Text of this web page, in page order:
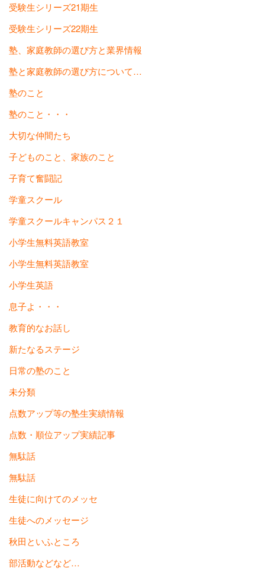
受験生シリーズ21期生
受験生シリーズ22期生
塾、家庭教師の選び方と業界情報
塾と家庭教師の選び方について…
塾のこと
塾のこと・・・
大切な仲間たち
子どものこと、家族のこと
子育て奮闘記
学童スクール
学童スクールキャンパス２１
小学生無料英語教室
小学生無料英語教室
小学生英語
息子よ・・・
教育的なお話し
新たなるステージ
日常の塾のこと
未分類
点数アップ等の塾生実績情報
点数・順位アップ実績記事
無駄話
無駄話
生徒に向けてのメッセ
生徒へのメッセージ
秋田といふところ
部活動などなど…